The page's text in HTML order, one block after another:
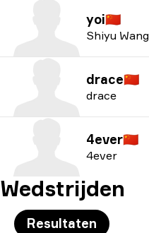
yoi🇨🇳
Shiyu Wang
drace🇨🇳
drace
4ever🇨🇳
4ever
Wedstrijden
Resultaten